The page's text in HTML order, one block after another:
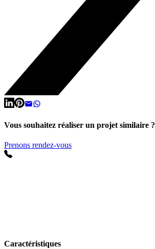
Vous souhaitez réaliser un projet similaire ?
Prenons rendez-vous
Caractéristiques